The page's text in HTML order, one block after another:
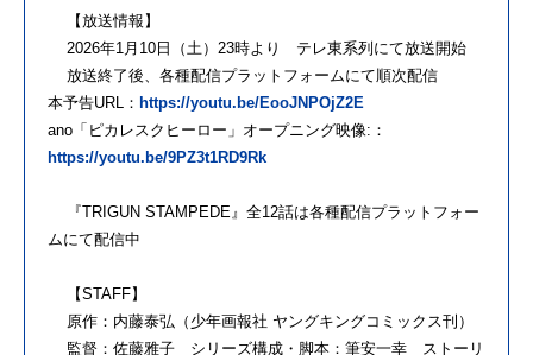
【放送情報】
2026年1月10日（土）23時より テレ東系列にて放送開始
放送終了後、各種配信プラットフォームにて順次配信
本予告URL： https://youtu.be/EooJNPOjZ2E
ano「ピカレスクヒーロー」オープニング映像:：
https://youtu.be/9PZ3t1RD9Rk
『TRIGUN STAMPEDE』全12話は各種配信プラットフォー
ムにて配信中
【STAFF】
原作：内藤泰弘（少年画報社 ヤングキングコミックス刊）
監督：佐藤雅子 シリーズ構成・脚本：筆安一幸 ストーリ